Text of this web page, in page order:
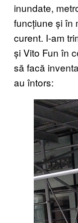
inundate,
funcțiune și în
curent. I-am
și Vito Fun în
să facă
au întors: